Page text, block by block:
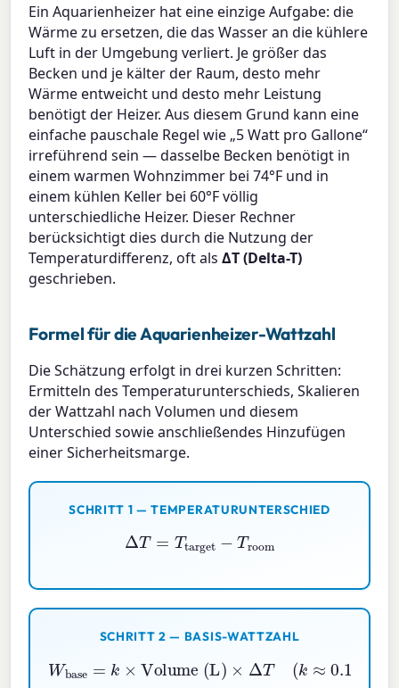
Ein Aquarienheizer hat eine einzige Aufgabe: die
Wärme zu ersetzen, die das Wasser an die kühlere
Luft in der Umgebung verliert. Je größer das
Becken und je kälter der Raum, desto mehr
Wärme entweicht und desto mehr Leistung
benötigt der Heizer. Aus diesem Grund kann eine
einfache pauschale Regel wie „5 Watt pro Gallone“
irreführend sein — dasselbe Becken benötigt in
einem warmen Wohnzimmer bei 74°F und in
einem kühlen Keller bei 60°F völlig
unterschiedliche Heizer. Dieser Rechner
berücksichtigt dies durch die Nutzung der
Temperaturdifferenz, oft alsΔT (Delta-T)
geschrieben.
Formel für die Aquarienheizer-Wattzahl
Die Schätzung erfolgt in drei kurzen Schritten:
Ermitteln des Temperaturunterschieds, Skalieren
der Wattzahl nach Volumen und diesem
Unterschied sowie anschließendes Hinzufügen
einer Sicherheitsmarge.
SCHRITT 1 — TEMPERATURUNTERSCHIED
ΔT= Ttarget room
SCHRITT 2 — BASIS-WATTZAHL
W base=k ×Volume (L) × ΔT(k 0.115 )